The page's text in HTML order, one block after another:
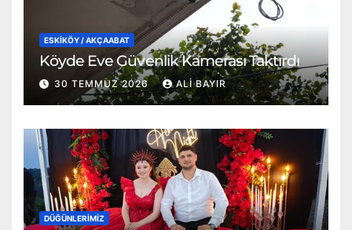
ESKİKÖY / AKÇAABAT
Köyde Eve Güvenlik Kamerası Taktırdı
30 TEMMUZ 2026 ALI BAYIR
DÜĞÜNLERIMIZ